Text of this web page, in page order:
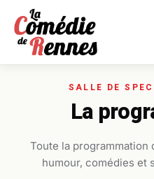
Passer au contenu principal
La
Toute la programmation
humour, comédies et